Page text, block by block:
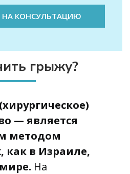
НА КОНСУЛЬТАЦИЮ
грыжу?
— является
методом
как в Израиле,
На